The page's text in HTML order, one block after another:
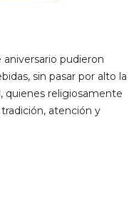
pudieron
sin pasar por alto la
quienes religiosamente
atención y